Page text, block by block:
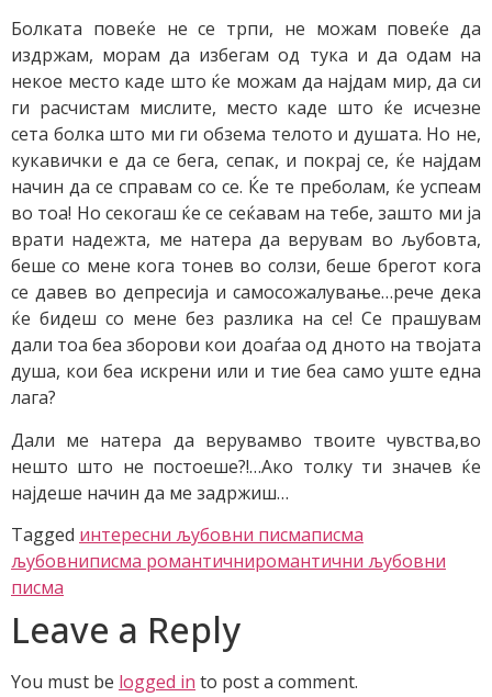
Болката повеќе не се трпи, не можам повеќе да
издржам, морам да избегам од тука и да одам на
некое место каде што ќе можам да најдам мир, да си
ги расчистам мислите, место каде што ќе исчезне
сета болка што ми ги обзема телото и душата. Но не,
кукавички е да се бега, сепак, и покрај се, ќе најдам
начин да се справам со се. Ќе те преболам, ќе успеам
во тоа! Но секогаш ќе се сеќавам на тебе, зашто ми ја
врати надежта, ме натера да верувам во љубовта,
беше со мене кога тонев во солзи, беше брегот кога
се давев во депресија и самосожалување…рече дека
ќе бидеш со мене без разлика на се! Се прашувам
дали тоа беа зборови кои доаѓаа од дното на твојата
душа, кои беа искрени или и тие беа само уште една
лага?
Дали ме натера да верувамво твоите чувства,во
нешто што не постоеше?!…Ако толку ти значев ќе
најдеше начин да ме задржиш…
Tagged интересни љубовни писмаписма
љубовниписма романтичниромантични љубовни
писма
Leave a Reply
You must be logged in to post a comment.